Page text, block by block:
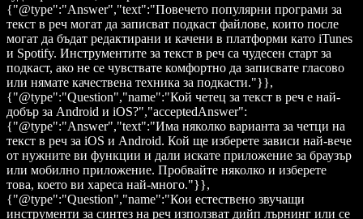
{"@type":"Answer","text":"Повечето популярни програми за
текст в реч могат да записват подкаст файлове, които после
могат да бъдат редактирани и качени в платформи като iTunes
и Spotify. Инструментите за текст в реч са чудесен старт за
подкаст, ако не се чувствате комфортно да записвате гласово
или нямате качествена техника за подкасти."}},
{"@type":"Question","name":"Кой четец за текст в реч е най-
добър за Android и iOS?","acceptedAnswer":
{"@type":"Answer","text":"Има няколко варианта за четци на
текст в реч за iOS и Android. Кой ще изберете зависи най-вече
от нужните ви функции и дали искате приложение за браузър
или мобилно приложение. Пробвайте няколко и изберете
това, което ви хареса най-много."}},
{"@type":"Question","name":"Кои естествено звучащи
инструменти за синтез на реч използват дийп лърнинг или се